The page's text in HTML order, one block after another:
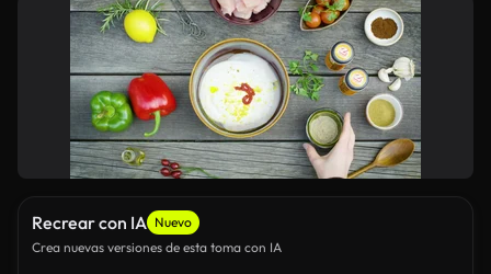
Recrear con IA Nuevo
Crea nuevas versiones de esta toma con IA